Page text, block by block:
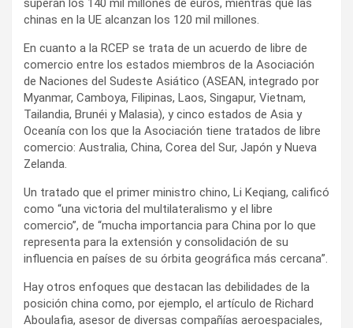
superan los 140 mil millones de euros, mientras que las
chinas en la UE alcanzan los 120 mil millones.
En cuanto a la RCEP se trata de un acuerdo de libre de
comercio entre los estados miembros de la Asociación
de Naciones del Sudeste Asiático (ASEAN, integrado por
Myanmar, Camboya, Filipinas, Laos, Singapur, Vietnam,
Tailandia, Brunéi y Malasia), y cinco estados de Asia y
Oceanía con los que la Asociación tiene tratados de libre
comercio: Australia, China, Corea del Sur, Japón y Nueva
Zelanda.
Un tratado que el primer ministro chino, Li Keqiang, calificó
como “una victoria del multilateralismo y el libre
comercio”, de “mucha importancia para China por lo que
representa para la extensión y consolidación de su
influencia en países de su órbita geográfica más cercana”.
Hay otros enfoques que destacan las debilidades de la
posición china como, por ejemplo, el artículo de Richard
Aboulafia, asesor de diversas compañías aeroespaciales,